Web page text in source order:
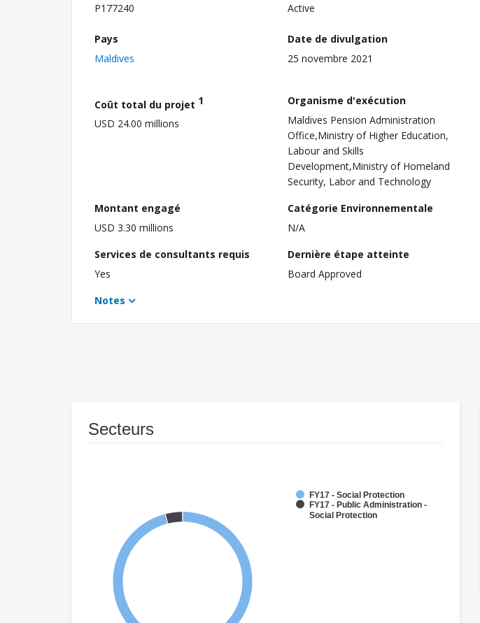
P177240
Active
Pays
Maldives
Date de divulgation
25 novembre 2021
Coût total du projet 1
USD 24.00 millions
Organisme d'exécution
Maldives Pension Administration
Office,Ministry of Higher Education,
Labour and Skills
Development,Ministry of Homeland
Security, Labor and Technology
Montant engagé
USD 3.30 millions
Catégorie Environnementale
N/A
Services de consultants requis
Yes
Dernière étape atteinte
Board Approved
Notes
Secteurs
FY17 - Social Protection
FY17 - Public Administration -
Social Protection